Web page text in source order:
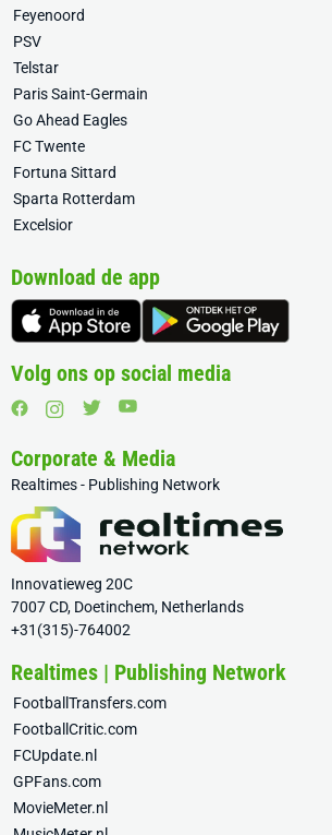
Feyenoord
PSV
Telstar
Paris Saint-Germain
Go Ahead Eagles
FC Twente
Fortuna Sittard
Sparta Rotterdam
Excelsior
Download de app
Volg ons op social media
Corporate & Media
Realtimes - Publishing Network
Innovatieweg 20C
7007 CD, Doetinchem, Netherlands
+31(315)-764002
Realtimes | Publishing Network
FootballTransfers.com
FootballCritic.com
FCUpdate.nl
GPFans.com
MovieMeter.nl